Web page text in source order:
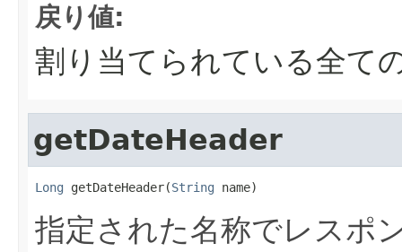
戻り値:
割り当てられている全て
getDateHeader
Long getDateHeader(String name)
指定された名称でレスポ